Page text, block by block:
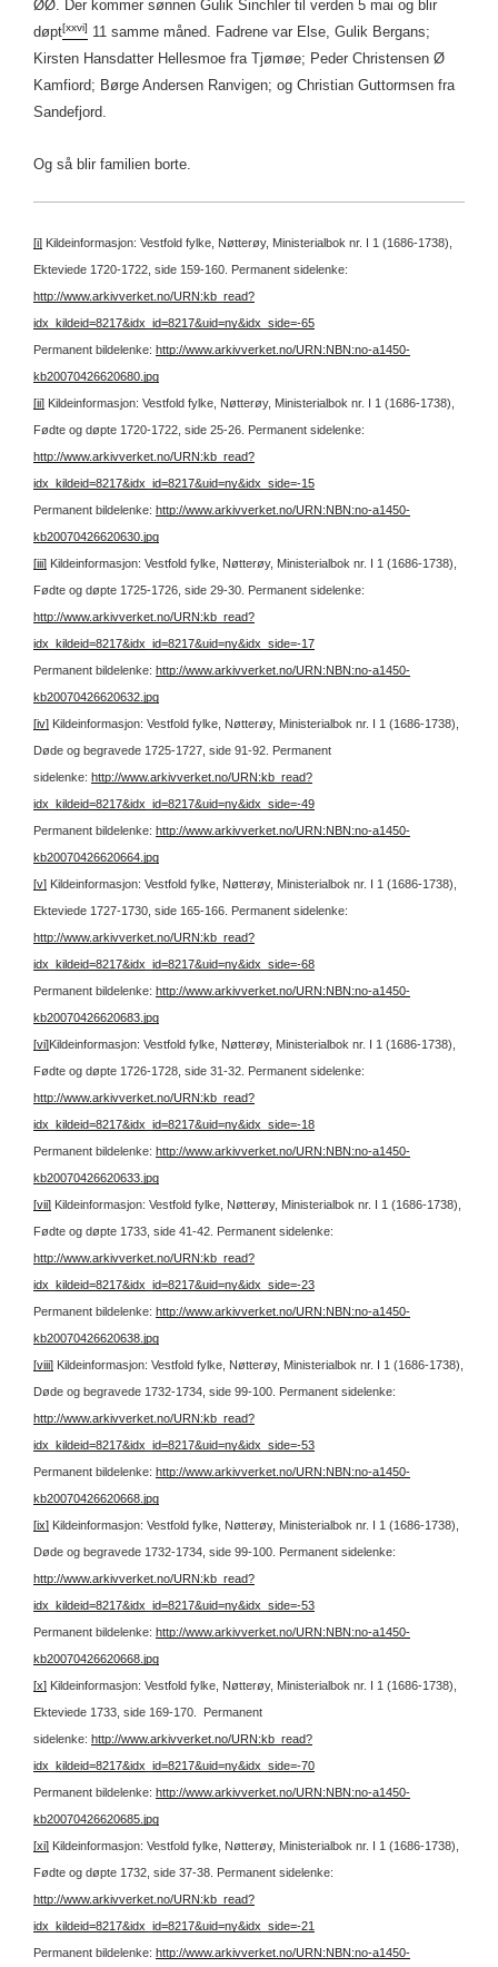
ØØ. Der kommer sønnen Gulik Sinchler til verden 5 mai og blir
døpt[xxvi] 11 samme måned. Fadrene var Else, Gulik Bergans;
Kirsten Hansdatter Hellesmoe fra Tjømøe; Peder Christensen Ø
Kamfiord; Børge Andersen Ranvigen; og Christian Guttormsen fra
Sandefjord.
Og så blir familien borte.
[i] Kildeinformasjon: Vestfold fylke, Nøtterøy, Ministerialbok nr. I 1 (1686-1738),
Ekteviede 1720-1722, side 159-160. Permanent sidelenke:
http://www.arkivverket.no/URN:kb_read?
idx_kildeid=8217&idx_id=8217&uid=ny&idx_side=-65
Permanent bildelenke: http://www.arkivverket.no/URN:NBN:no-a1450-
kb20070426620680.jpg
[ii] Kildeinformasjon: Vestfold fylke, Nøtterøy, Ministerialbok nr. I 1 (1686-1738),
Fødte og døpte 1720-1722, side 25-26. Permanent sidelenke:
http://www.arkivverket.no/URN:kb_read?
idx_kildeid=8217&idx_id=8217&uid=ny&idx_side=-15
Permanent bildelenke: http://www.arkivverket.no/URN:NBN:no-a1450-
kb20070426620630.jpg
[iii] Kildeinformasjon: Vestfold fylke, Nøtterøy, Ministerialbok nr. I 1 (1686-1738),
Fødte og døpte 1725-1726, side 29-30. Permanent sidelenke:
http://www.arkivverket.no/URN:kb_read?
idx_kildeid=8217&idx_id=8217&uid=ny&idx_side=-17
Permanent bildelenke: http://www.arkivverket.no/URN:NBN:no-a1450-
kb20070426620632.jpg
[iv] Kildeinformasjon: Vestfold fylke, Nøtterøy, Ministerialbok nr. I 1 (1686-1738),
Døde og begravede 1725-1727, side 91-92. Permanent
sidelenke: http://www.arkivverket.no/URN:kb_read?
idx_kildeid=8217&idx_id=8217&uid=ny&idx_side=-49
Permanent bildelenke: http://www.arkivverket.no/URN:NBN:no-a1450-
kb20070426620664.jpg
[v] Kildeinformasjon: Vestfold fylke, Nøtterøy, Ministerialbok nr. I 1 (1686-1738),
Ekteviede 1727-1730, side 165-166. Permanent sidelenke:
http://www.arkivverket.no/URN:kb_read?
idx_kildeid=8217&idx_id=8217&uid=ny&idx_side=-68
Permanent bildelenke: http://www.arkivverket.no/URN:NBN:no-a1450-
kb20070426620683.jpg
[vi]Kildeinformasjon: Vestfold fylke, Nøtterøy, Ministerialbok nr. I 1 (1686-1738),
Fødte og døpte 1726-1728, side 31-32. Permanent sidelenke:
http://www.arkivverket.no/URN:kb_read?
idx_kildeid=8217&idx_id=8217&uid=ny&idx_side=-18
Permanent bildelenke: http://www.arkivverket.no/URN:NBN:no-a1450-
kb20070426620633.jpg
[vii] Kildeinformasjon: Vestfold fylke, Nøtterøy, Ministerialbok nr. I 1 (1686-1738),
Fødte og døpte 1733, side 41-42. Permanent sidelenke:
http://www.arkivverket.no/URN:kb_read?
idx_kildeid=8217&idx_id=8217&uid=ny&idx_side=-23
Permanent bildelenke: http://www.arkivverket.no/URN:NBN:no-a1450-
kb20070426620638.jpg
[viii] Kildeinformasjon: Vestfold fylke, Nøtterøy, Ministerialbok nr. I 1 (1686-1738),
Døde og begravede 1732-1734, side 99-100. Permanent sidelenke:
http://www.arkivverket.no/URN:kb_read?
idx_kildeid=8217&idx_id=8217&uid=ny&idx_side=-53
Permanent bildelenke: http://www.arkivverket.no/URN:NBN:no-a1450-
kb20070426620668.jpg
[ix] Kildeinformasjon: Vestfold fylke, Nøtterøy, Ministerialbok nr. I 1 (1686-1738),
Døde og begravede 1732-1734, side 99-100. Permanent sidelenke:
http://www.arkivverket.no/URN:kb_read?
idx_kildeid=8217&idx_id=8217&uid=ny&idx_side=-53
Permanent bildelenke: http://www.arkivverket.no/URN:NBN:no-a1450-
kb20070426620668.jpg
[x] Kildeinformasjon: Vestfold fylke, Nøtterøy, Ministerialbok nr. I 1 (1686-1738),
Ekteviede 1733, side 169-170. Permanent
sidelenke: http://www.arkivverket.no/URN:kb_read?
idx_kildeid=8217&idx_id=8217&uid=ny&idx_side=-70
Permanent bildelenke: http://www.arkivverket.no/URN:NBN:no-a1450-
kb20070426620685.jpg
[xi] Kildeinformasjon: Vestfold fylke, Nøtterøy, Ministerialbok nr. I 1 (1686-1738),
Fødte og døpte 1732, side 37-38. Permanent sidelenke:
http://www.arkivverket.no/URN:kb_read?
idx_kildeid=8217&idx_id=8217&uid=ny&idx_side=-21
Permanent bildelenke: http://www.arkivverket.no/URN:NBN:no-a1450-